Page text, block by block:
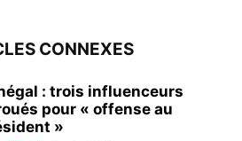
CONNEXES
: trois influenceurs
pour « offense au
»